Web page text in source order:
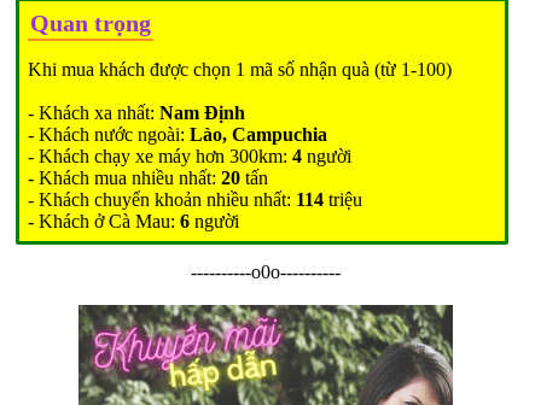
Quan trọng
Khi mua khách được chọn 1 mã số nhận quà (từ 1-100)
- Khách xa nhất:Nam Định
- Khách nước ngoài:Lào, Campuchia
- Khách chạy xe máy hơn 300km:4 người
- Khách mua nhiều nhất:20 tấn
- Khách chuyển khoản nhiều nhất: 114 triệu
- Khách ở Cà Mau:6 người
----------o0o----------